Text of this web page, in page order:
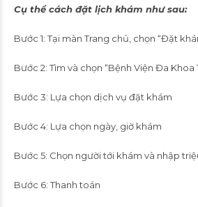
Cụ thể cách đặt lịch khám như sau:
Bước 1: Tại màn Trang chủ, chọn “Đặt
Bước 2: Tìm và chọn “Bệnh Viện Đa Khoa
Bước 3: Lựa chọn dịch vụ đặt khám
Bước 4: Lựa chọn ngày, giờ khám
Bước 5: Chọn người tới khám và nhập
Bước 6: Thanh toán